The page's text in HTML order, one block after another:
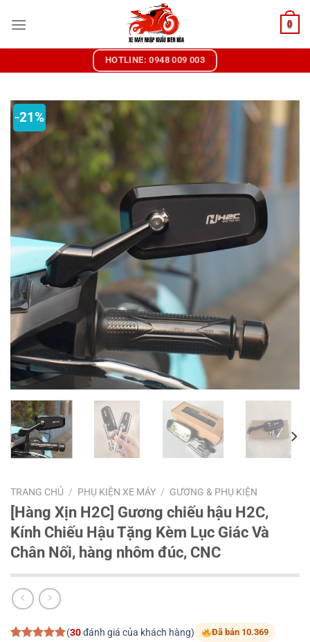
đến
0
HOTLINE: 0948 009 003
-21%
TRANG CHỦ / PHỤ KIỆN XE MÁY / GƯƠNG & PHỤ KIỆN
[Hàng Xịn H2C] Gương chiếu hậu H2C,
Kính Chiếu Hậu Tặng Kèm Lục Giác Và
Chân Nối, hàng nhôm đúc, CNC
(30đánh giá của khách hàng) Đã bán 10.369